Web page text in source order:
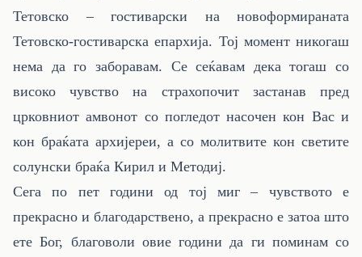
Тетовско – гостиварски на новоформираната
Тетовско-гостиварска епархија. Тој момент никогаш
нема да го заборавам. Се сеќавам дека тогаш со
високо чувство на страхопочит застанав пред
црковниот амвонот со погледот насочен кон Вас и
кон браќата архијереи, а со молитвите кон светите
солунски браќа Кирил и Методиј.
Сега по пет години од тој миг – чувството е
прекрасно и благодарствено, а прекрасно е затоа што
ете Бог, благоволи овие години да ги поминам со